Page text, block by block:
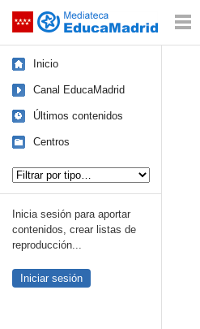
Saltar navegación
Inicio
Canal EducaMadrid
Últimos contenidos
Centros
Inicia sesión para aportar
contenidos, crear listas de
reproducción...
Iniciar sesión